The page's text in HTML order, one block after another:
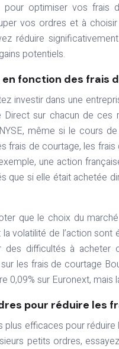
pour optimiser vos frais
vos ordres et à
réduire
potentiels.
en fonction des frais
investir dans une
Direct sur chacun de ces
même si le cours
frais de courtage, les
une action
que si elle était achetée
que le choix du
volatilité de l’action
des difficultés à
les frais de courtage
0,09% sur Euronext,
pour réduire les
plus efficaces pour
petits ordres,